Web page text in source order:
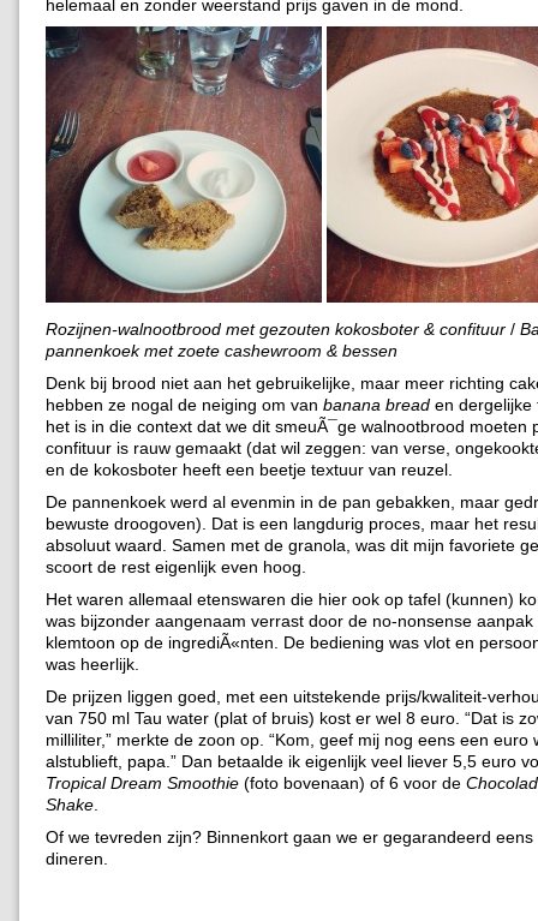
helemaal en zonder weerstand prijs gaven in de mond.
Rozijnen-walnootbrood met gezouten kokosboter & confituur /
pannenkoek met zoete cashewroom & bessen
Denk bij brood niet aan het gebruikelijke, maar meer richting
hebben ze nogal de neiging om van banana bread en dergelijke
het is in die context dat we dit smeuÃ¯ge walnootbrood moeten
confituur is rauw gemaakt (dat wil zeggen: van verse,
en de kokosboter heeft een beetje textuur van reuzel.
De pannenkoek werd al evenmin in de pan gebakken, maar
bewuste droogoven). Dat is een langdurig proces, maar het
absoluut waard. Samen met de granola, was dit mijn favoriete
scoort de rest eigenlijk even hoog.
Het waren allemaal etenswaren die hier ook op tafel (kunnen)
was bijzonder aangenaam verrast door de no-nonsense aanpak
klemtoon op de ingrediÃ«nten. De bediening was vlot en
was heerlijk.
De prijzen liggen goed, met een uitstekende prijs/kwaliteit-
van 750 ml Tau water (plat of bruis) kost er wel 8 euro. “Dat is
milliliter,” merkte de zoon op. “Kom, geef mij nog eens een euro
alstublieft, papa.” Dan betaalde ik eigenlijk veel liever 5,5 euro
Tropical Dream Smoothie (foto bovenaan) of 6 voor de
Shake
Of we tevreden zijn? Binnenkort gaan we er gegarandeerd eens
dineren.